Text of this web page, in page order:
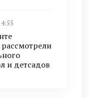
и детсадов